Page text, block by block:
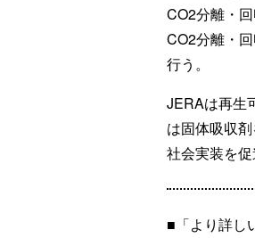
CO2分離・
CO2分離・
行う。
JERAは再生
は固体吸収
社会実装を促
■「より詳し